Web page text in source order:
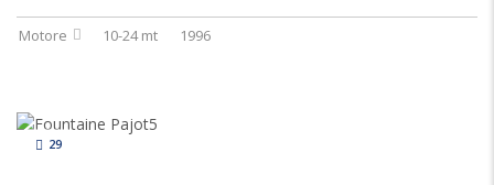
Motore 10-24 mt 1996
29